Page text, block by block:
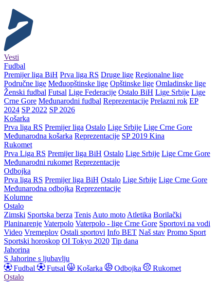
Vesti
Fudbal
Premijer liga BiH Prva liga RS Druge lige Regionalne lige
Područne lige Međuopštinske lige Opštinske lige Omladinske lige
Ženski fudbal Futsal Lige Federacije Ostalo BiH Lige Srbije Lige
Crne Gore Međunarodni fudbal Reprezentacije Prelazni rok EP
2024 SP 2022 SP 2026
Košarka
Prva liga RS Premijer liga Ostalo Lige Srbije Lige Crne Gore
Međunarodna košarka Reprezentacije SP 2019 Kina
Rukomet
Prva Liga RS Premijer liga BiH Ostalo Lige Srbije Lige Crne Gore
Međunarodni rukomet Reprezentacije
Odbojka
Prva liga RS Premijer liga BiH Ostalo Lige Srbije Lige Crne Gore
Međunarodna odbojka Reprezentacije
Kolumne
Ostalo
Zimski Sportska berza Tenis Auto moto Atletika Borilački
Planinarenje Vaterpolo Vaterpolo - lige Crne Gore Sportovi na vodi
Video Vremeplov Ostali sportovi Info BET Naš stav Promo Sport
Sportski horoskop OI Tokyo 2020 Tip dana
Jahorina
S Jahorine s ljubavlju
Fudbal
Futsal Košarka Odbojka
Rukomet
Ostalo